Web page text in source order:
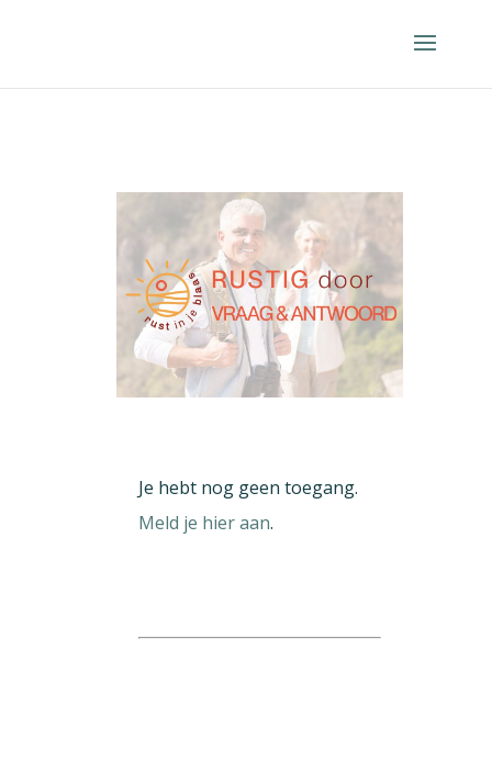
Je hebt nog geen toegang.
Meld je hier aan.